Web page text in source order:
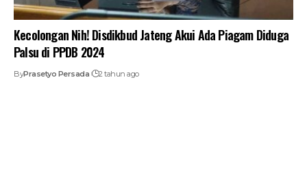
Kecolongan Nih! Disdikbud Jateng Akui Ada Piagam Diduga
Palsu di PPDB 2024
ByPrasetyo Persada 2 tahun ago